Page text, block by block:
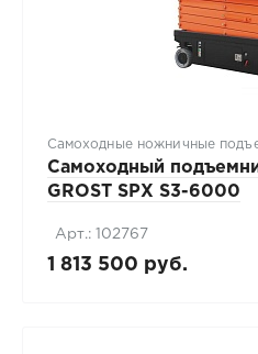
Самоходные ножничные
Самоходный
GROST SPX S3-6000
Арт.: 102767
1 813 500 руб.